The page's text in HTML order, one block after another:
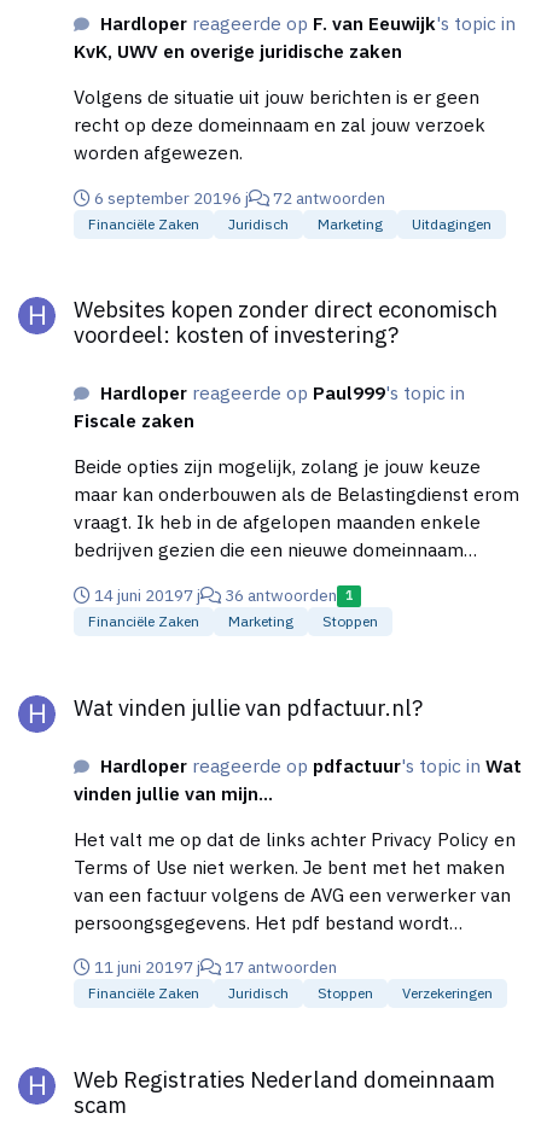
Hardloper reageerde op F. van Eeuwijk's topic in
KvK, UWV en overige juridische zaken
Volgens de situatie uit jouw berichten is er geen
recht op deze domeinnaam en zal jouw verzoek
worden afgewezen.
6 september 20196 j 72 antwoorden
Financiële Zaken Juridisch Marketing Uitdagingen
Websites kopen zonder direct economisch
voordeel: kosten of investering?
Hardloper reageerde op Paul999's topic in
Fiscale zaken
Beide opties zijn mogelijk, zolang je jouw keuze
maar kan onderbouwen als de Belastingdienst erom
vraagt. Ik heb in de afgelopen maanden enkele
bedrijven gezien die een nieuwe domeinnaam
daar naar toe sturen om voor één sterke website te
gaan. Gezien het risico wat dit met zich meebrengt
14 juni 20197 j 36 antwoorden 1
Financiële Zaken Marketing Stoppen
Wat vinden jullie van pdfactuur.nl?
Hardloper reageerde op pdfactuur's topic inWat
vinden jullie van mijn...
Het valt me op dat de links achter Privacy Policy en
Terms of Use niet werken. Je bent met het maken
van een factuur volgens de AVG een verwerker van
persoongsgegevens. Het pdf bestand wordt
Ondernemers die een factuur maken dienen vooraf
een verwerkersovereenkomst met jou te
11 juni 20197 j 17 antwoorden
Financiële Zaken Juridisch Stoppen Verzekeringen
Web Registraties Nederland domeinnaam
scam